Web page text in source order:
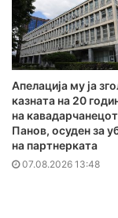
Апелација му ја
казната на 20
на
Панов, осуден за
на партнерката
07.08.2026 13:48